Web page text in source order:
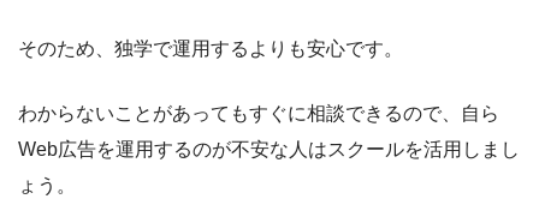
そのため、独学で運用するよりも安心です。
わからないことがあってもすぐに相談できるので、自ら
Web広告を運用するのが不安な人はスクールを活用しまし
ょう。